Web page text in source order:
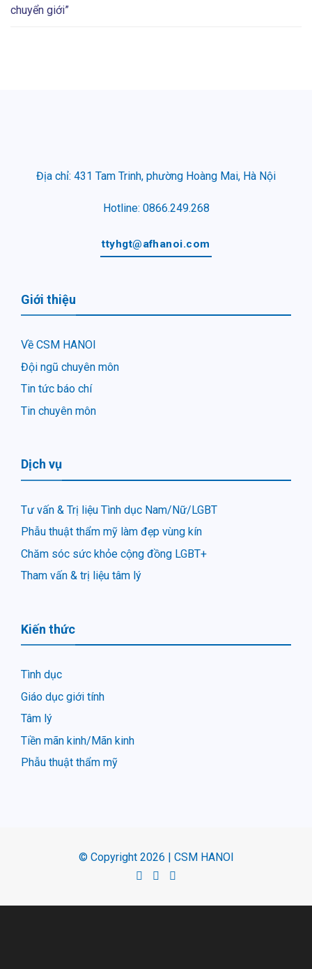
chuyển giới”
Địa chỉ: 431 Tam Trinh, phường Hoàng Mai, Hà Nội
Hotline: 0866.249.268
ttyhgt@afhanoi.com
Giới thiệu
Về CSM HANOI
Đội ngũ chuyên môn
Tin tức báo chí
Tin chuyên môn
Dịch vụ
Tư vấn & Trị liệu Tình dục Nam/Nữ/LGBT
Phẫu thuật thẩm mỹ làm đẹp vùng kín
Chăm sóc sức khỏe cộng đồng LGBT+
Tham vấn & trị liệu tâm lý
Kiến thức
Tình dục
Giáo dục giới tính
Tâm lý
Tiền mãn kinh/Mãn kinh
Phẫu thuật thẩm mỹ
© Copyright 2026 | CSM HANOI